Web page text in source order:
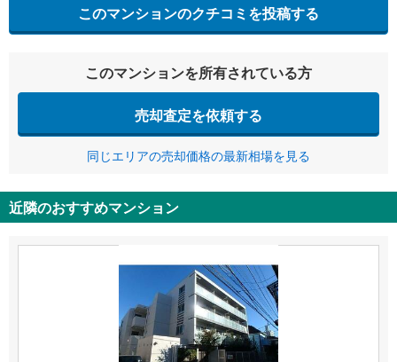
このマンションのクチコミを投稿する
このマンションを所有されている方
売却査定を依頼する
同じエリアの売却価格の最新相場を見る
近隣のおすすめマンション